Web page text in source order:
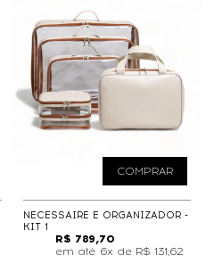
COMPRAR
NECESSAIRE E ORGANIZADOR -
KIT 1
R$ 789,70
6x de R$ 131,62